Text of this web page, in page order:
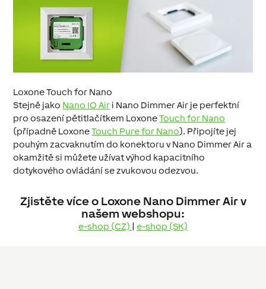
Loxone Touch for Nano
Stejně jako Nano IO Air i Nano Dimmer Air je perfektní
pro osazení pětitlačítkem LoxoneTouch for Nano
(případně LoxoneTouch Pure for Nano). Připojíte jej
pouhým zacvaknutím do konektoru v Nano Dimmer Air a
okamžitě si můžete užívat výhod kapacitního
dotykového ovládání se zvukovou odezvou.
Zjistěte více o Loxone Nano Dimmer Air v
našem webshopu:
e-shop (CZ) | e-shop (SK)